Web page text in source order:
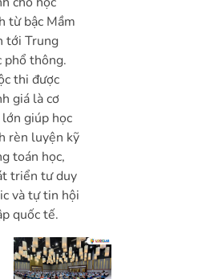
từ bậc Mầm
tới Trung
phổ thông.
thi được
giá là cơ
giúp học
rèn luyện kỹ
toán học,
triển tư duy
và tự tin hội
quốc tế.